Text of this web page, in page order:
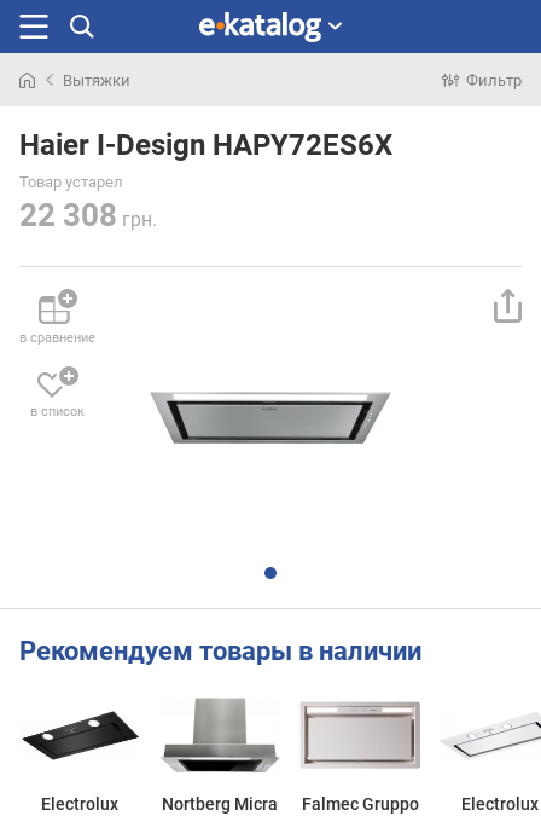
раньше
Вытяжки Фильтр
Haier I-Design HAPY72ES6X
Товар устарел
22 308 грн.
в сравнение
в список
Рекомендуем товары в наличии
Electrolux
Nortberg Micra
Falmec Gruppo
Electrolux